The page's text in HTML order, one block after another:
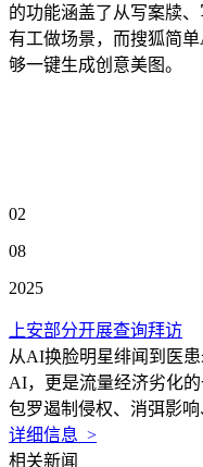
的功能涵盖了从写案牍
有工做场景，而搜狐简
够一键生成创意美图。
02
08
2025
上安部分开展查询拜访
从AI换脸明星绯闻到医
AI，更是流量经济劣化
包罗遏制侵权、消弭影
详细信息 >
相关新闻